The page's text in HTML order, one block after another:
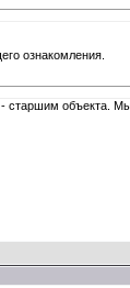
ознакомления.
объекта.